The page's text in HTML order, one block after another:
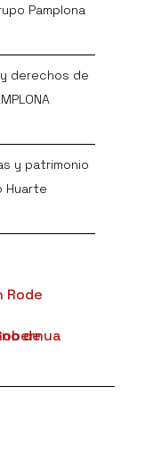
Pamplona
derechos de
y patrimonio
Huarte